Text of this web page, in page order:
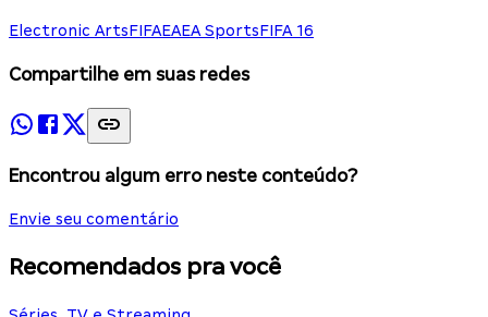
Electronic ArtsFIFAEAEA SportsFIFA 16
Compartilhe em suas redes
Encontrou algum erro neste conteúdo?
Envie seu comentário
Recomendados pra você